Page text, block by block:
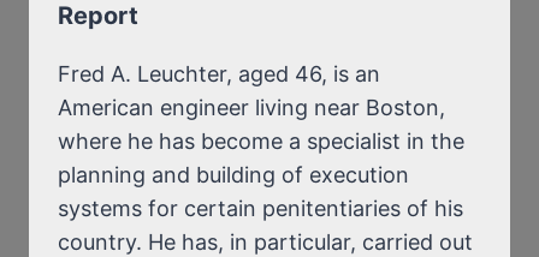
Report
Fred A. Leuchter, aged 46, is an
American engineer living near Boston,
where he has become a specialist in the
planning and building of execution
systems for certain penitentiaries of his
country. He has, in particular, carried out